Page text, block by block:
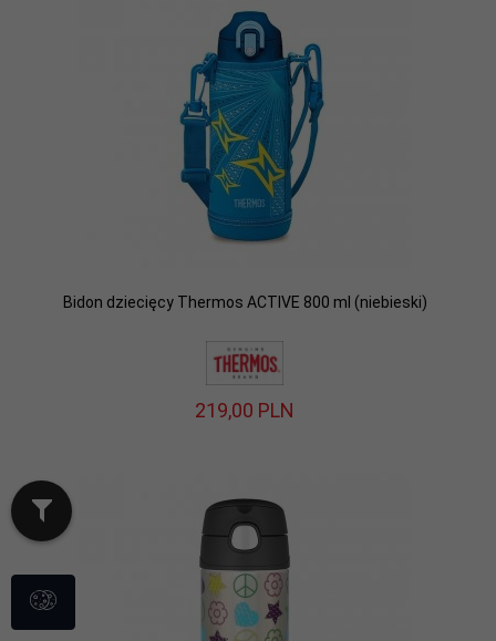
Bidon dziecięcy Thermos ACTIVE 800 ml (niebieski)
219,00 PLN